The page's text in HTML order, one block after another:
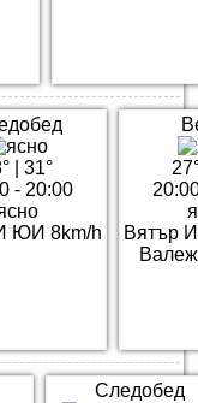
31°
- 20:00
ЮИ 8km/h
Вятър
Следобед